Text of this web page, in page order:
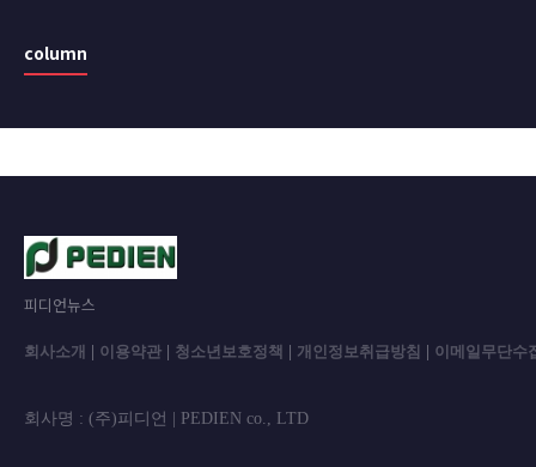
column
피디언뉴스
회사소개 이용약관 청소년보호정책 개인정보취급방침 이메일무단수
회사명 : (주)피디언 | PEDIEN co.,